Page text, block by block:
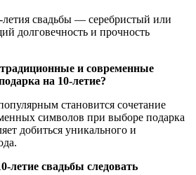
свадьбы — серебристый или
долговечность и прочность
и современные
на 10-летие?
становится сочетание
символов при выборе подарка
добиться уникального и
летие свадьбы следовать